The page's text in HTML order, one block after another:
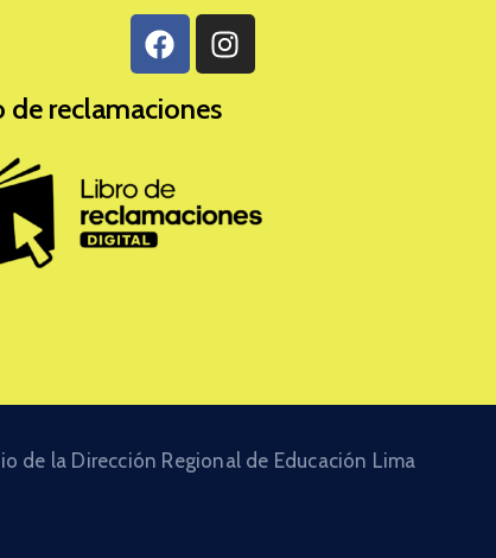
de reclamaciones
de la Dirección Regional de Educación Lima